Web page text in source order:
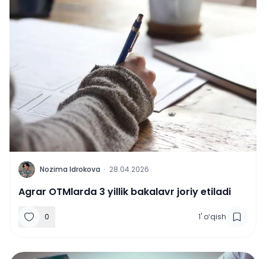
N Nozima Idrokova · 28.04.2026
Agrar OTMlarda 3 yillik bakalavr joriy etiladi
0 1' o‘qish